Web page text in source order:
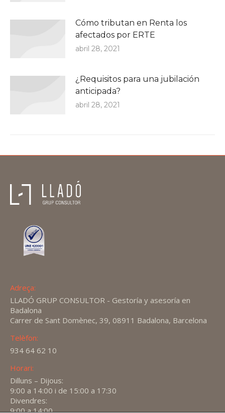
Cómo tributan en Renta los
afectados por ERTE
abril 28, 2021
¿Requisitos para una jubilación
anticipada?
abril 28, 2021
Adreça:
LLADÓ GRUP CONSULTOR - Gestoría y asesoría en
Badalona
Carrer de Sant Domènec, 39, 08911 Badalona, Barcelona
Telèfon:
934 64 62 10
Horari:
Dilluns – Dijous:
9:00 a 14:00 i de 15:00 a 17:30
Divendres:
9:00 a 14:00